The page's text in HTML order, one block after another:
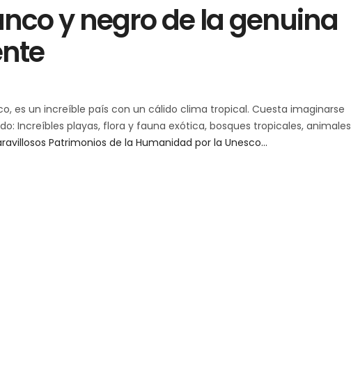
y negro de la genuina
es un increíble país con un cálido clima tropical. Cuesta imaginarse
Increíbles playas, flora y fauna exótica, bosques tropicales, animales
Patrimonios de la Humanidad por la Unesco…